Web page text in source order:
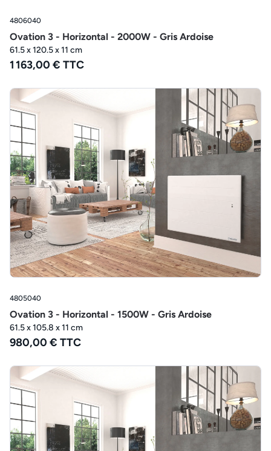
4806040
Ovation 3 - Horizontal - 2000W - Gris Ardoise
61.5 x 120.5 x 11 cm
1 163,00 € TTC
4805040
Ovation 3 - Horizontal - 1500W - Gris Ardoise
61.5 x 105.8 x 11 cm
980,00 € TTC